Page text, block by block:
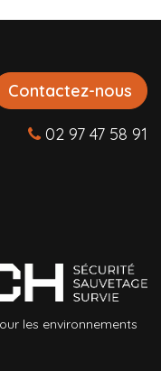
Contactez-nous
02 97 47 58 91
les environnements